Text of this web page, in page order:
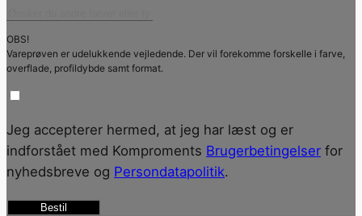
OBS!
Vareprøven er udelukkende vejledende. Der vil forekomme forskelle i farve,
overflade, profildybde samt format.
Jeg accepterer hermed, at jeg har læst og er
indforstået med Komproments Brugerbetingelser for
nyhedsbreve og Persondatapolitik.
Bestil